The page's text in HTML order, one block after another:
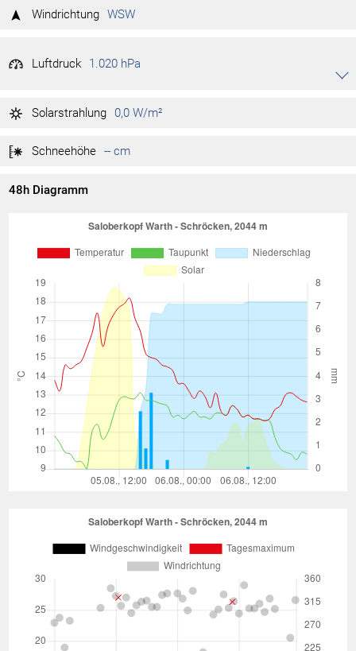
89 % Tag max.
81 %
Windrichtung WSW
Luftdruck 1.020 hPa Akkordeon auf-/zuklappen
1.020 hPa Tag max.
Solarstrahlung 0,0 W/m²
Schneehöhe -- cm
48h Diagramm